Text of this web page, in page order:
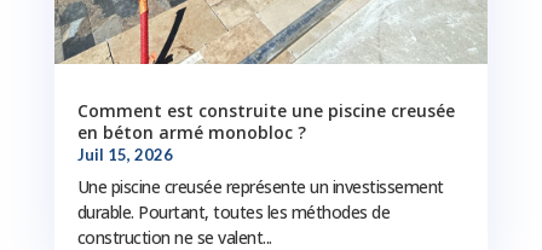
Comment est construite une piscine creusée
en béton armé monobloc ?
Juil 15, 2026
Une piscine creusée représente un investissement
durable. Pourtant, toutes les méthodes de
construction ne se valent...